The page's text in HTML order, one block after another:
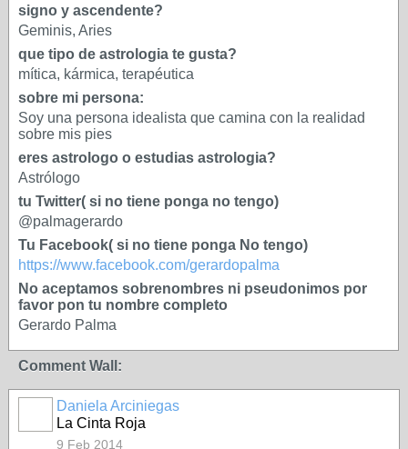
signo y ascendente?
Geminis, Aries
que tipo de astrologia te gusta?
mítica, kármica, terapéutica
sobre mi persona:
Soy una persona idealista que camina con la realidad
sobre mis pies
eres astrologo o estudias astrologia?
Astrólogo
tu Twitter( si no tiene ponga no tengo)
@palmagerardo
Tu Facebook( si no tiene ponga No tengo)
https://www.facebook.com/gerardopalma
No aceptamos sobrenombres ni pseudonimos por
favor pon tu nombre completo
Gerardo Palma
Comment Wall:
Daniela Arciniegas
La Cinta Roja
9 Feb 2014